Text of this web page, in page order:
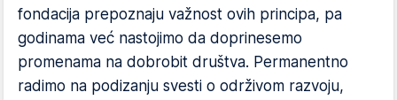
fondacija prepoznaju važnost ovih principa, pa
godinama već nastojimo da doprinesemo
promenama na dobrobit društva. Permanentno
radimo na podizanju svesti o održivom razvoju,